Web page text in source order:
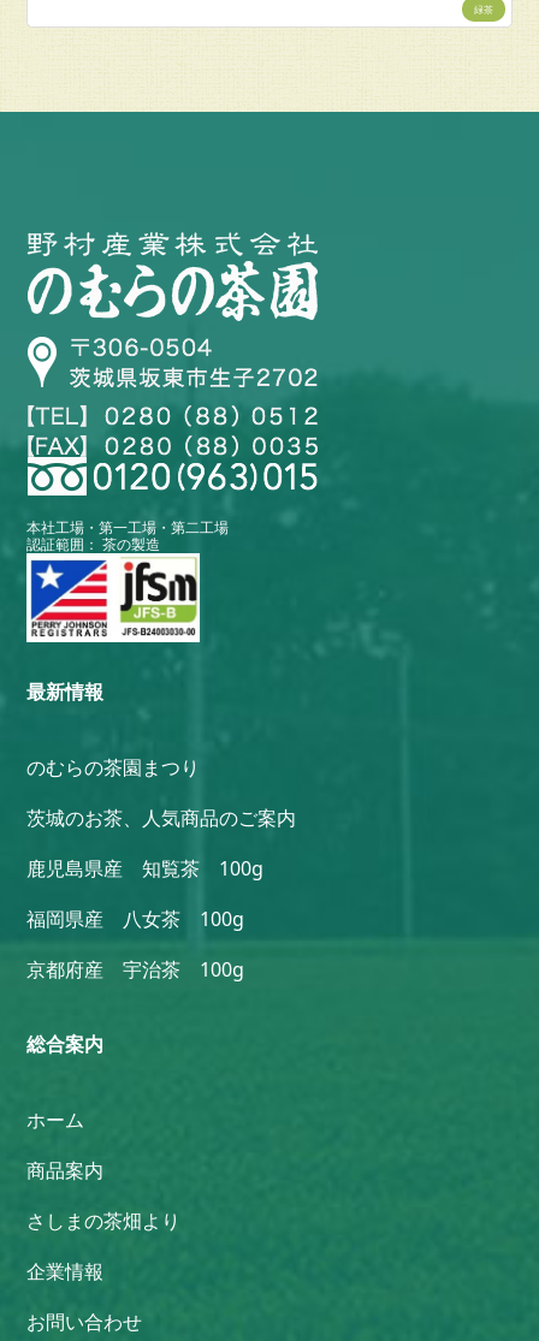
緑茶
本社工場・第一工場・第二工場
認証範囲： 茶の製造
最新情報
のむらの茶園まつり
茨城のお茶、人気商品のご案内
鹿児島県産 知覧茶 100g
福岡県産 八女茶 100g
京都府産 宇治茶 100g
総合案内
ホーム
商品案内
さしまの茶畑より
企業情報
お問い合わせ